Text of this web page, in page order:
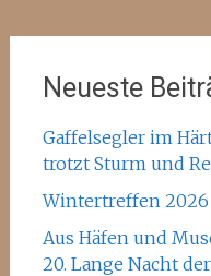
Neueste
Gaffelsegler im
trotzt Sturm und
Wintertreffen
Aus Häfen und
20. Lange Nacht